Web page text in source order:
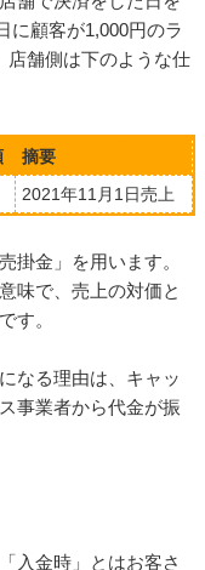
に顧客が1,000円のラ
店舗側は下のような仕
摘要
2021年11月1日売上
掛金」を用います。
味で、売上の対価と
す。
なる理由は、キャッ
事業者から代金が振
入金時」とはお客さ